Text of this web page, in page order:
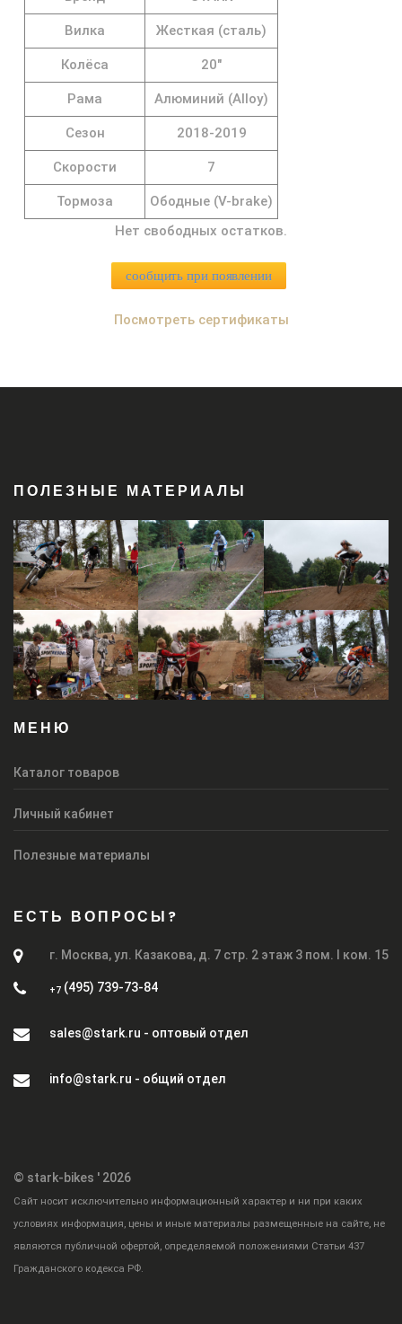
Вилка Жесткая (сталь)
Колёса 20"
Рама Алюминий (Alloy)
Сезон 2018-2019
Скорости 7
Тормоза
Ободные (V-brake)
Нет свободных остатков.
сообщить при появлении
Посмотреть сертификаты
ПОЛЕЗНЫЕ МАТЕРИАЛЫ
МЕНЮ
Каталог товаров
Личный кабинет
Полезные материалы
ЕСТЬ ВОПРОСЫ?
г. Москва, ул. Казакова, д. 7 стр. 2 этаж 3 пом. I ком. 15
+7 (495) 739-73-84
sales@stark.ru - оптовый отдел
info@stark.ru - общий отдел
© stark-bikes ' 2026
Cайт носит исключительно информационный характер и ни при каких
условиях информация, цены и иные материалы размещенные на сайте, не
являются публичной офертой, определяемой положениями Статьи 437
Гражданского кодекса РФ.